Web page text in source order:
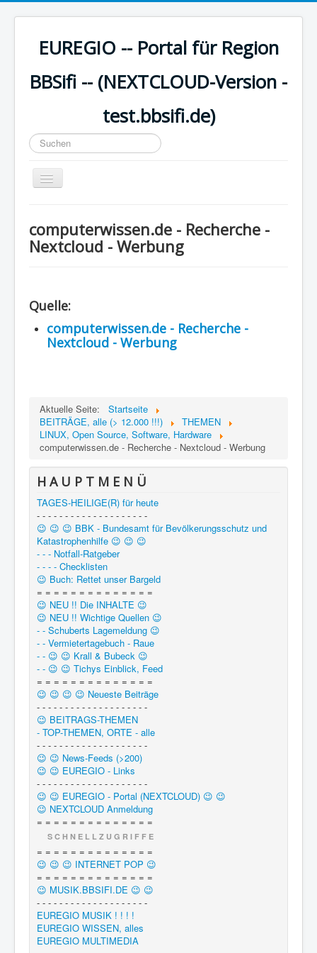
EUREGIO -- Portal für Region
BBSifi -- (NEXTCLOUD-Version -
test.bbsifi.de)
Suchen
...
Navigation
an/aus
H A U P T M E N Ü
WISSEN - aktuell
Region - BBSifi
computerwissen.de - Recherche -
Nextcloud - Werbung
Quelle:
computerwissen.de - Recherche -
Nextcloud - Werbung
Aktuelle Seite:
Startseite
BEITRÄGE, alle (> 12.000 !!!)
THEMEN
LINUX, Open Source, Software, Hardware
computerwissen.de - Recherche - Nextcloud - Werbung
H A U P T M E N Ü
TAGES-HEILIGE(R) für heute
- - - - - - - - - - - - - - - - - - - -
😉 😉 😉 BBK - Bundesamt für Bevölkerungsschutz und
Katastrophenhilfe 😉 😉 😉
- - - Notfall-Ratgeber
- - - - Checklisten
😉 Buch: Rettet unser Bargeld
= = = = = = = = = = = = = =
😉 NEU !! Die INHALTE 😉
😉 NEU !! Wichtige Quellen 😉
- - Schuberts Lagemeldung 😉
- - Vermietertagebuch - Raue
- - 😉 😉 Krall & Bubeck 😉
- - 😉 😉 Tichys Einblick, Feed
= = = = = = = = = = = = = =
😉 😉 😉 😉 Neueste Beiträge
- - - - - - - - - - - - - - - - - - - -
😉 BEITRAGS-THEMEN
- TOP-THEMEN, ORTE - alle
- - - - - - - - - - - - - - - - - - - -
😉 😉 News-Feeds (>200)
😉 😉 EUREGIO - Links
- - - - - - - - - - - - - - - - - - - -
😉 😉 EUREGIO - Portal (NEXTCLOUD) 😉 😉
😉 NEXTCLOUD Anmeldung
= = = = = = = = = = = = = =
S C H N E L L Z U G R I F F E
= = = = = = = = = = = = = =
😉 😉 😉 INTERNET POP 😉
= = = = = = = = = = = = = =
😉 MUSIK.BBSIFI.DE 😉 😉
- - - - - - - - - - - - - - - - - - - -
EUREGIO MUSIK ! ! ! !
EUREGIO WISSEN, alles
EUREGIO MULTIMEDIA